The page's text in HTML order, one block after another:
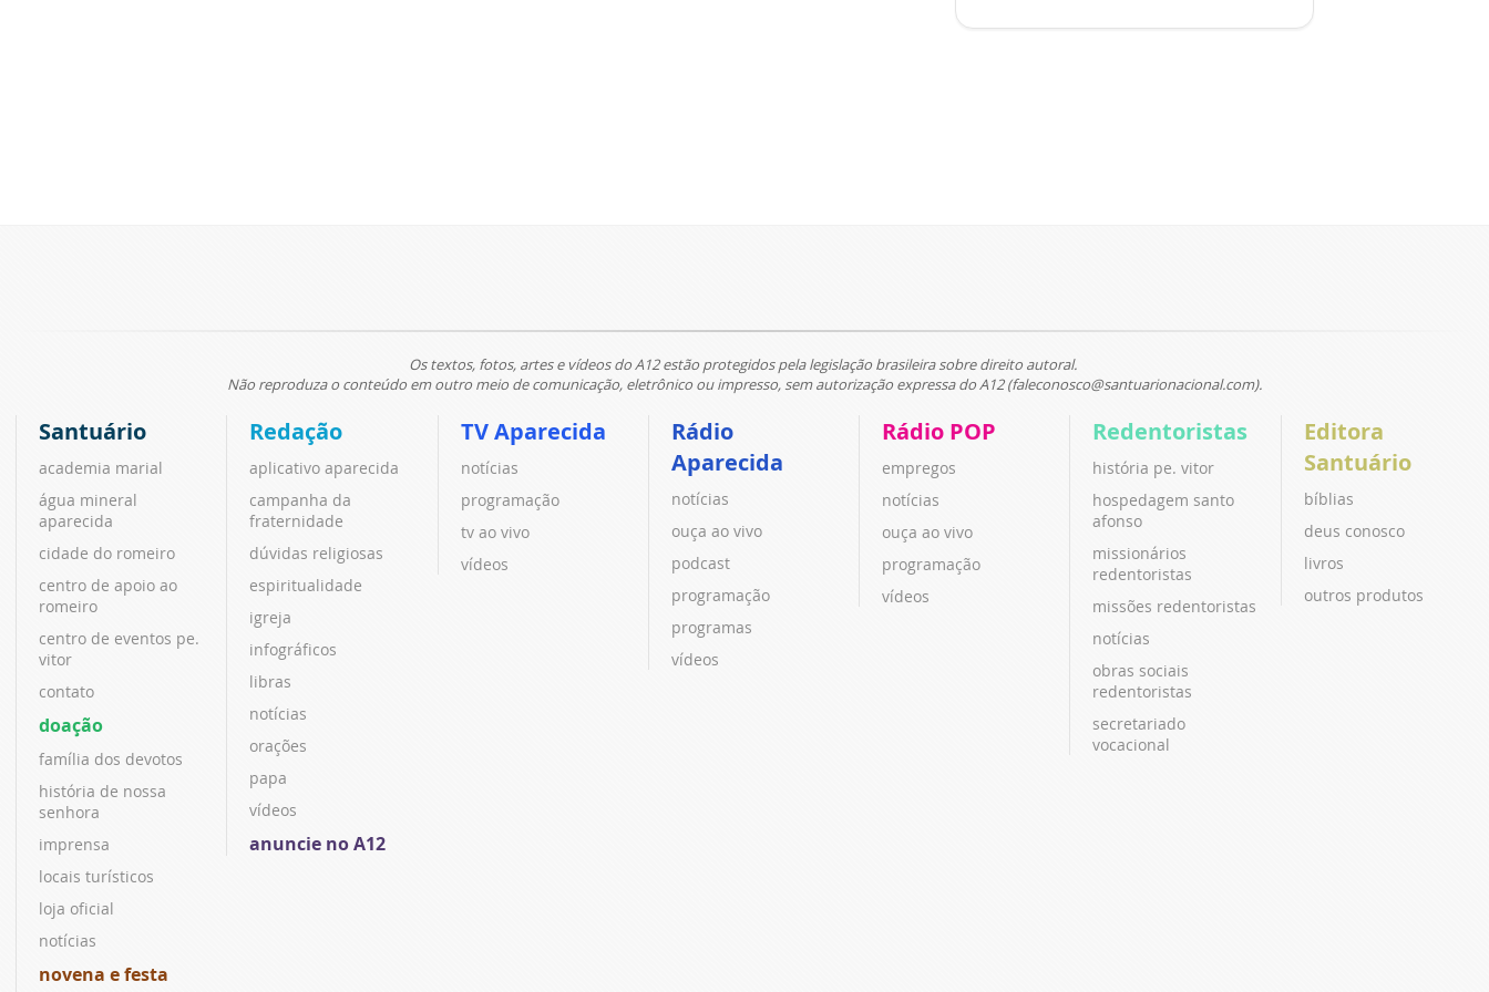
Os textos, fotos, artes e vídeos do A12 estão protegidos pela legislação brasileira sobre direito autoral.
Não reproduza o conteúdo em outro meio de comunicação, eletrônico ou impresso, sem autorização expressa do A12 (faleconosco@santuarionacional.com).
Santuário
academia marial
água mineral
aparecida
cidade do romeiro
centro de apoio ao
romeiro
centro de eventos pe.
vitor
contato
doação
família dos devotos
história de nossa
senhora
imprensa
locais turísticos
loja oficial
notícias
novena e festa
Redação
aplicativo aparecida
campanha da
fraternidade
dúvidas religiosas
espiritualidade
igreja
infográficos
libras
notícias
orações
papa
vídeos
anuncie no A12
TV Aparecida
notícias
programação
tv ao vivo
vídeos
Rádio
Aparecida
notícias
ouça ao vivo
podcast
programação
programas
vídeos
Rádio POP
empregos
notícias
ouça ao vivo
programação
vídeos
Redentoristas
história pe. vitor
hospedagem santo
afonso
missionários
redentoristas
missões redentoristas
notícias
obras sociais
redentoristas
secretariado
vocacional
Editora
Santuário
bíblias
deus conosco
livros
outros produtos